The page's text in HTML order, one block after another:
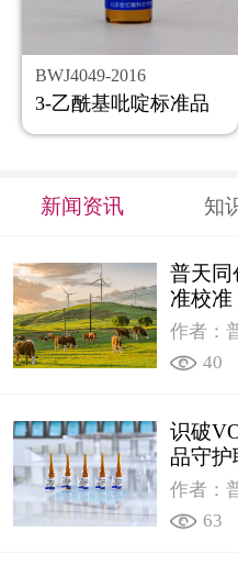
BWJ4049-2016
3-乙酰基吡啶标准品
新闻资讯 知
普天同
准校
作者：
40
识破
品守
作者：
63